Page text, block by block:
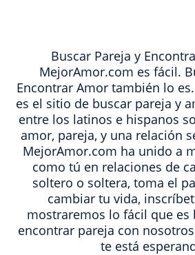
Buscar Pareja y
MejorAmor.com es fácil.
Encontrar Amor también lo
es el sitio de buscar pareja y
entre los latinos e hispanos
amor, pareja, y una relación
MejorAmor.com ha unido a
como tú en relaciones de
soltero o soltera, toma el
cambiar tu vida,
mostraremos lo fácil que es
encontrar pareja con
te está